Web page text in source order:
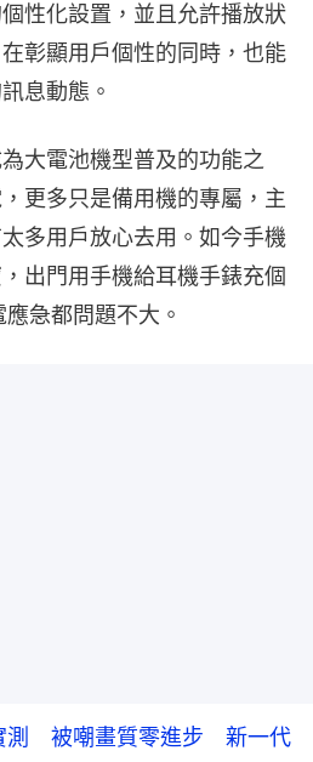
性化設置，並且允許播放狀
彰顯用戶個性的同時，也能
息動態。
大電池機型普及的功能之
更多只是備用機的專屬，主
多用戶放心去用。如今手機
出門用手機給耳機手錶充個
急都問題不大。
測 被嘲畫質零進步 新一代